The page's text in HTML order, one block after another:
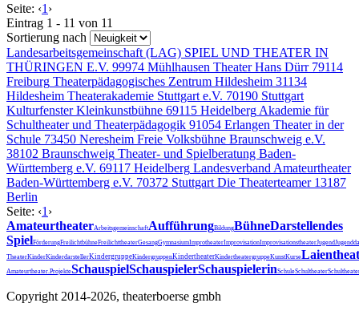
Seite: ‹1 ›
Eintrag 1 - 11 von 11
Sortierung nach
Landesarbeitsgemeinschaft (LAG) SPIEL UND THEATER IN
THÜRINGEN E.V. 99974 Mühlhausen Theater Hans Dürr 79114
Freiburg Theaterpädagogisches Zentrum Hildesheim 31134
Hildesheim Theaterakademie Stuttgart e.V. 70190 Stuttgart
Kulturfenster Kleinkunstbühne 69115 Heidelberg Akademie für
Schultheater und Theaterpädagogik 91054 Erlangen Theater in der
Schule 73450 Neresheim Freie Volksbühne Braunschweig e.V.
38102 Braunschweig Theater- und Spielberatung Baden-
Württemberg e.V. 69117 Heidelberg Landesverband Amateurtheater
Baden-Württemberg e.V. 70372 Stuttgart Die Theaterteamer 13187
Berlin
Seite: ‹1 ›
AmateurtheaterArbeitsgemeinschaftAufführungBildungBühneDarstellendes
SpielFörderungFreilichtbühneFreilichttheaterGesangGymnasiumImprotheaterImprovisationImprovisationstheaterJugend
TheaterKinderKinderdarstellerKindergruppeKindergruppenKindertheaterKindertheatergruppeKunstKurse
Amateurtheater.ProjekteSchauspielSchauspielerSchauspielerinSchuleSchultheater
Copyright 2014-2026, theaterboerse gmbh